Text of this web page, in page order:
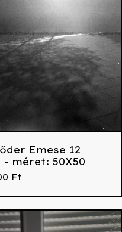
Emese 12
méret: 50X50
Ft